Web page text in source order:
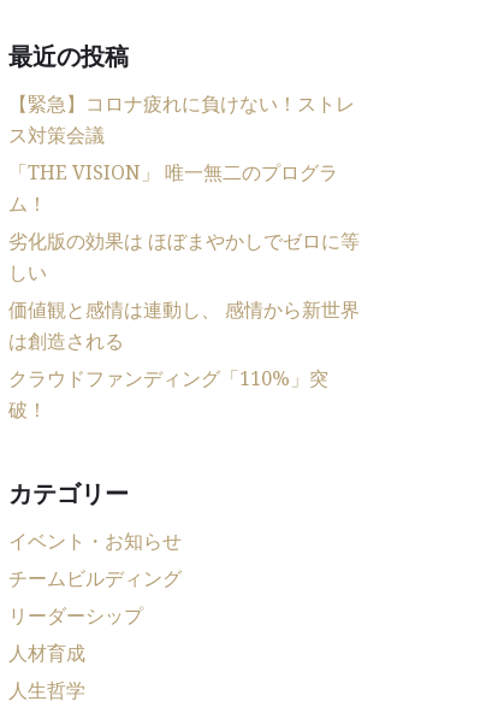
最近の投稿
【緊急】コロナ疲れに負けない！ストレ
ス対策会議
「THE VISION」 唯一無二のプログラ
ム！
劣化版の効果は ほぼまやかしでゼロに等
しい
価値観と感情は連動し、 感情から新世界
は創造される
クラウドファンディング「110%」突
破！
カテゴリー
イベント・お知らせ
チームビルディング
リーダーシップ
人材育成
人生哲学